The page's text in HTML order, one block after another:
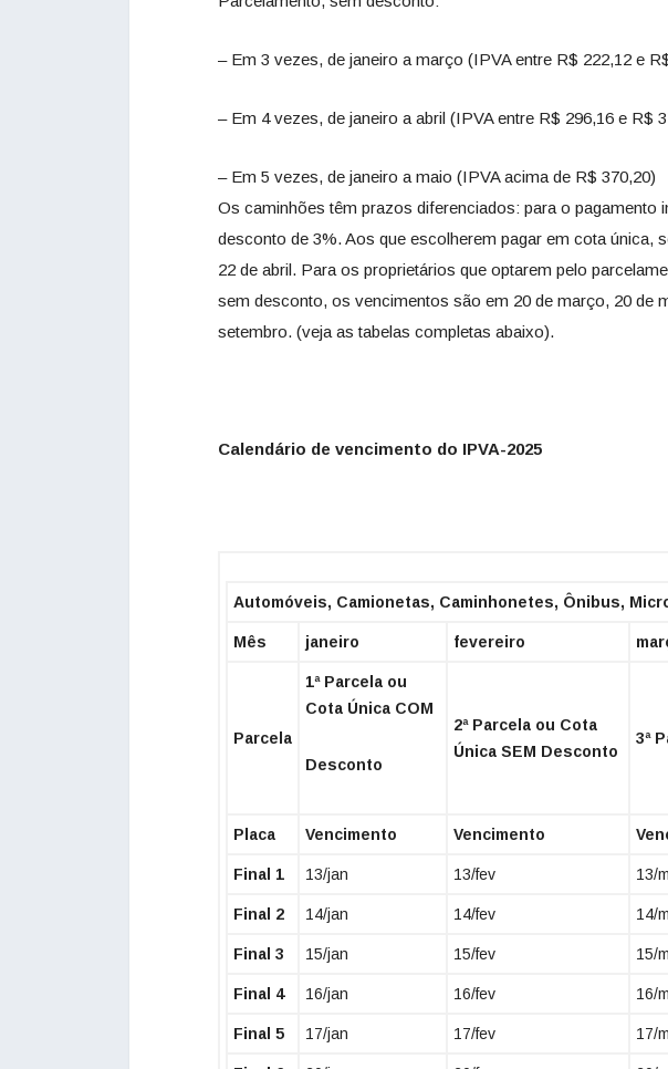
– Em 3 vezes, de janeiro a março (IPVA entre R$ 222,12 e
– Em 4 vezes, de janeiro a abril (IPVA entre R$ 296,16 e R$
– Em 5 vezes, de janeiro a maio (IPVA acima de R$ 370,20)
Os caminhões têm prazos diferenciados: para o pagamento
desconto de 3%. Aos que escolherem pagar em cota única,
22 de abril. Para os proprietários que optarem pelo
sem desconto, os vencimentos são em 20 de março, 20 de
setembro. (veja as tabelas completas abaixo).
Calendário de vencimento do IPVA-2025
Automóveis, Camionetas, Caminhonetes, Ônibus,
Mês janeiro fevereiro
Parcela
1ª Parcela ou
Cota Única COM
Desconto
2ª Parcela ou Cota
Única SEM Desconto
3ª
Placa Vencimento Vencimento
Final 1 13/jan 13/fev 13/
Final 2 14/jan 14/fev 14/
Final 3 15/jan 15/fev 15/
Final 4 16/jan 16/fev 16/
Final 5 17/jan 17/fev 17/